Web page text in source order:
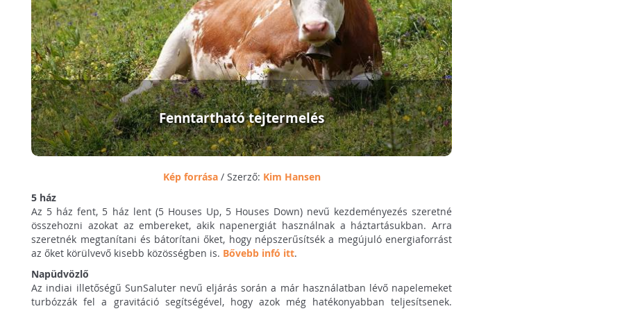
Fenntartható tejtermelés
Kép forrása/ Szerző: Kim Hansen
5 ház
Az 5 ház fent, 5 ház lent (5 Houses Up, 5 Houses Down) nevű kezdeményezés szeretné
összehozni azokat az embereket, akik napenergiát használnak a háztartásukban. Arra
szeretnék megtanítani és bátorítani őket, hogy népszerűsítsék a megújuló energiaforrást
az őket körülvevő kisebb közösségben is. Bővebb infó itt.
Napüdvözlő
Az indiai illetőségű SunSaluter nevű eljárás során a már használatban lévő napelemeket
turbózzák fel a gravitáció segítségével, hogy azok még hatékonyabban teljesítsenek.